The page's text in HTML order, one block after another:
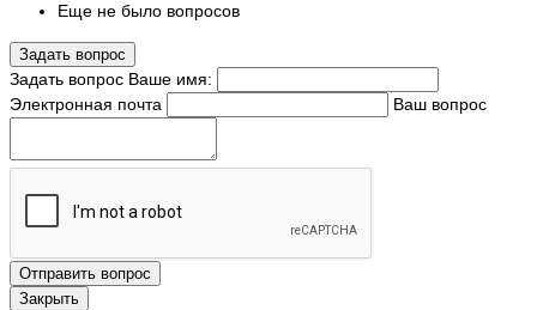
Еще не было вопросов
Задать вопрос
Задать вопрос Ваше имя:
Электронная почта
Ваш вопрос
Отправить вопрос
Закрыть